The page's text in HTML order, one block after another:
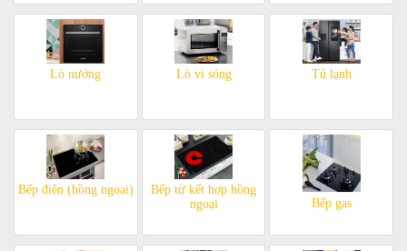
Lò nướng Lò vi sóng Tủ lạnh
Bếp điện (hồng ngoại)
Bếp từ kết hợp hồng
ngoại
Bếp gas